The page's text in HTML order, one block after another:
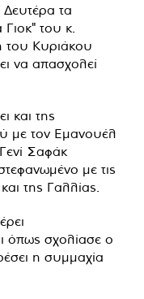
τα
του κ.
Κυριάκου
να απασχολεί
και της
με τον Εμανουέλ
Σαφάκ
με τις
της Γαλλίας.
όπως σχολίασε ο
η συμμαχία